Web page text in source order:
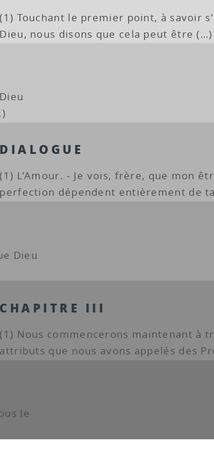
(1) Touchant le premier point, à savoir
Dieu, nous disons que cela peut être (…)
DIALOGUE
(1) L’Amour. - Je vois, frère, que mon
perfection dépendent entièrement de
Dieu
CHAPITRE III
(1) Nous commencerons maintenant à
attributs que nous avons appelés des
le